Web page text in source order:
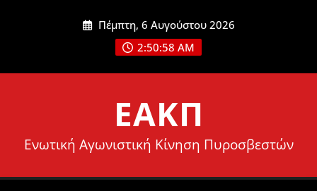
Πέμπτη, 6 Αυγούστου 2026
2:51:00 AM
ΕΑΚΠ
Ενωτική Αγωνιστική Κίνηση Πυροσβεστών